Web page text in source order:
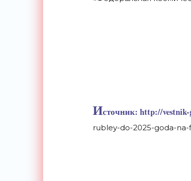
Источник: http://vestnik-
rubley-do-2025-goda-